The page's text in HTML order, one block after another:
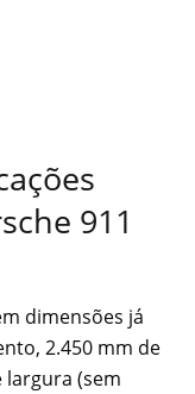
911
dimensões já
2.450 mm de
largura (sem